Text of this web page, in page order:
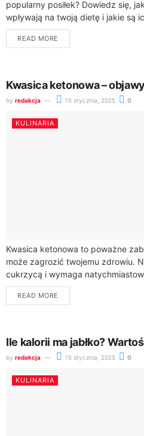
popularny posiłek? Dowiedz się,
wpływają na twoją dietę i jakie są
ulubione danie...
READ MORE
Kwasica ketonowa –
by redakcja 15 stycznia, 2025 0
KULINARIA
Kwasica ketonowa to poważne
może zagrozić twojemu zdrowiu.
cukrzycą i wymaga
Poznaj kluczowe informacje, które
charakteryzuje...
READ MORE
Ile kalorii ma jabłko?
by redakcja 15 stycznia, 2025 0
KULINARIA